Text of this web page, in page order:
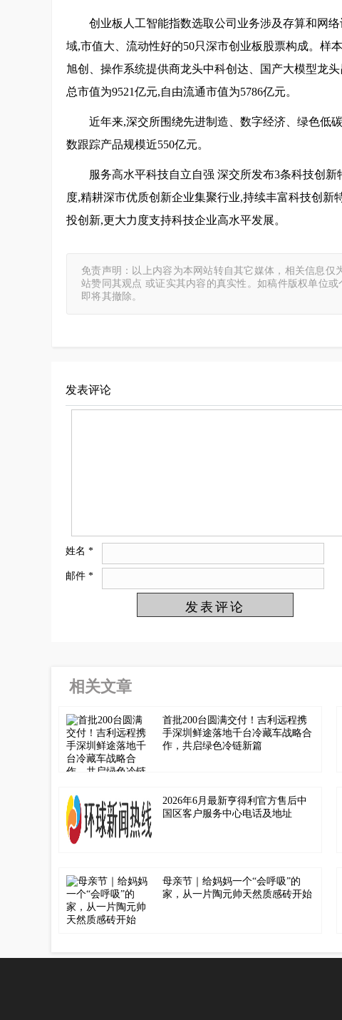
创业板人工智能指数选取公司业务涉及存算和网
域,市值大、流动性好的50只深市创业板股票构成。样
旭创、操作系统提供商龙头中科创达、国产大模型龙
总市值为9521亿元,自由流通市值为5786亿元。
近年来,深交所围绕先进制造、数字经济、绿色低
数跟踪产品规模近550亿元。
服务高水平科技自立自强 深交所发布3条科技创
度,精耕深市优质创新企业集聚行业,持续丰富科技创新
投创新,更大力度支持科技企业高水平发展。
免责声明：以上内容为本网站转自其它媒体，相关信息
站赞同其观点 或证实其内容的真实性。如稿件版权单位
即将其撤除。
发表评论
姓名 *
邮件 *
相关文章
首批200台圆满交付！吉利远程携
手深圳鲜途落地千台冷藏车战略合
作，共启绿色冷链新篇
2026年6月最新亨得利官方售后中
国区客户服务中心电话及地址
母亲节｜给妈妈一个“会呼吸”的
家，从一片陶元帅天然质感砖开始